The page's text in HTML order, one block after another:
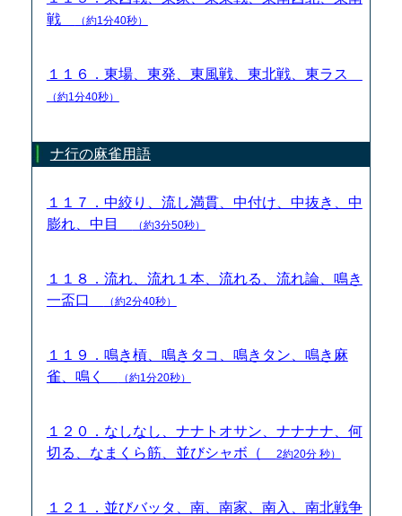
戦
（約1分40秒）
１１６．東場、東発、東風戦、東北戦、東ラス
（約1分40秒）
ナ行の麻雀用語
１１７．中絞り、流し満貫、中付け、中抜き、中
膨れ、中目
（約3分50秒）
１１８．流れ、流れ１本、流れる、流れ論、鳴き
一盃口
（約2分40秒）
１１９．鳴き槓、鳴きタコ、鳴きタン、鳴き麻
雀、鳴く
（約1分20秒）
１２０．なしなし、ナナトオサン、ナナナナ、何
切る、なまくら筋、並びシャボ（
2約20分 秒）
１２１．並びバッタ、南、南家、南入、南北戦争